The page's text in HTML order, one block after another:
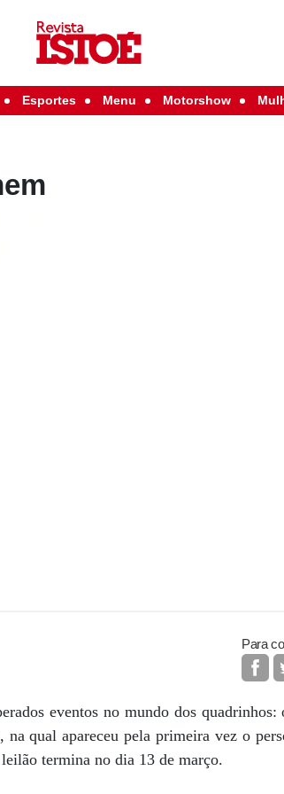
Esportes Menu Motorshow
Para
eventos no mundo dos
qual apareceu pela primeira vez o
termina no dia 13 de março.